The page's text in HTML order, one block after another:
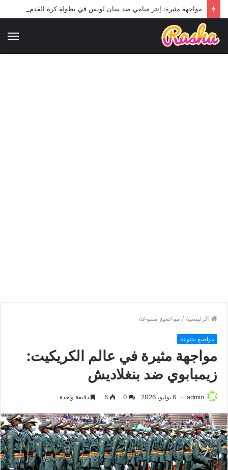
مواجهة مثيرة: إنتر ميامي ضد سان لويس في بطولة كرة القدم
الرئيسية / مواضيع متنوعة
مواضيع متنوعة
مواجهة مثيرة في عالم الكريكيت:
زيمبابوي ضد بنغلاديش
admin 6 يوليو، 2026 6 دقيقة واحدة